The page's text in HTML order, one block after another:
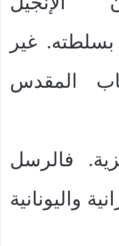
غير
المقدس
فالرسل
واليونانية